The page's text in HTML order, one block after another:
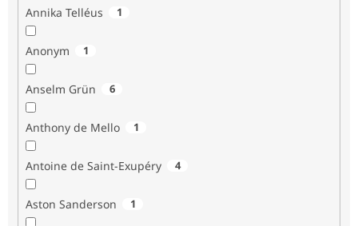
Annika Telléus 1
Anonym 1
Anselm Grün 6
Anthony de Mello 1
Antoine de Saint-Exupéry 4
Aston Sanderson 1